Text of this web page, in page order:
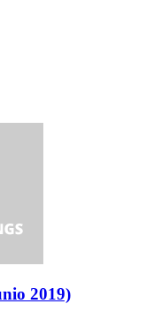
2019)